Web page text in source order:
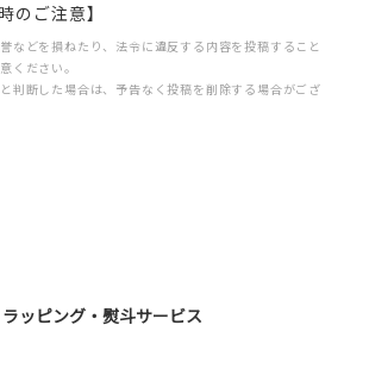
のご注意】
などを損ねたり、法令に違反する内容を投稿すること
ください。
判断した場合は、予告なく投稿を削除する場合がござ
ラッピング・熨斗サービス